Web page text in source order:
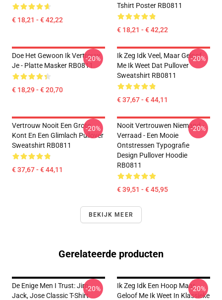
€ 18,21 - € 42,22
Tshirt Poster RB0811
€ 18,21 - € 42,22
Doe Het Gewoon Ik Vertrouw
Je - Platte Masker RB0811
€ 18,29 - € 20,70
-20%
Ik Zeg Idk Veel, Maar Geloof
Me Ik Weet Dat Pullover
Sweatshirt RB0811
€ 37,67 - € 44,11
-20%
Vertrouw Nooit Een Grote
Kont En Een Glimlach Pullover
Sweatshirt RB0811
€ 37,67 - € 44,11
-20%
Nooit Vertrouwen Niemand -
Verraad - Een Mooie
Ontstressen Typografie
Design Pullover Hoodie
RB0811
€ 39,51 - € 45,95
-20%
BEKIJK MEER
Gerelateerde producten
De Enige Men I Trust: Jim,
Jack, Jose Classic T-Shirt
-20%
Ik Zeg Idk Een Hoop Maar
Geloof Me Ik Weet In Klassieke
-20%